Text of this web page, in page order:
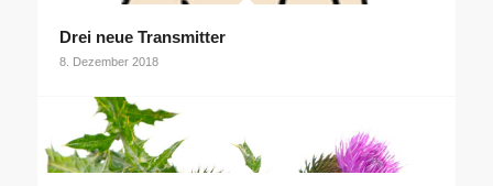
Drei neue Transmitter
8. Dezember 2018